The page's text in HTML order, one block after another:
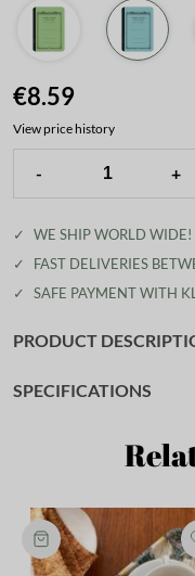
€8.59
View price history
- +
✓
WE SHIP WORLD WIDE!
✓
FAST DELIVERIES
✓
SAFE PAYMENT WITH
PRODUCT
SPECIFICATIONS